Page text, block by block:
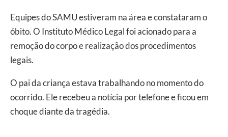
Equipes do SAMU estiveram na área e constataram o
óbito. O Instituto Médico Legal foi acionado para a
remoção do corpo e realização dos procedimentos
legais.
O pai da criança estava trabalhando no momento do
ocorrido. Ele recebeu a notícia por telefone e ficou em
choque diante da tragédia.